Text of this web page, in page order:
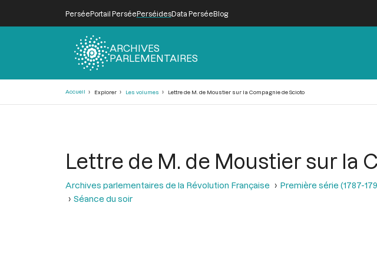
PerséePortail PerséePerséidesData PerséeBlog
ARCHIVES
PARLEMENTAIRES
Accueil Explorer Les volumes Lettre de M. de Moustier sur la Compagnie de Scioto
Lettre de M. de Moustier sur la
Archives parlementaires de la Révolution Française Première série (1787-
Séance du soir